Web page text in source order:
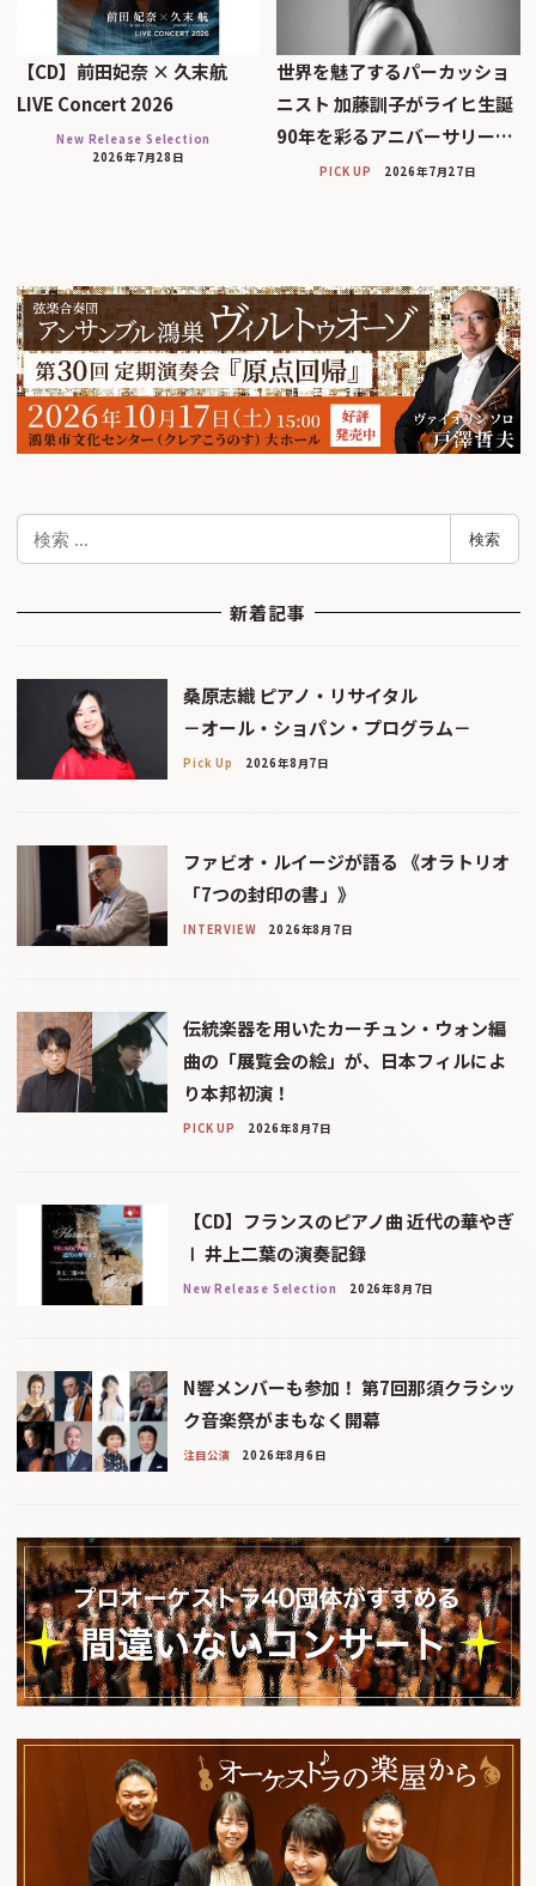
【CD】前田妃奈 × 久末航
LIVE Concert 2026
New Release Selection
2026年7月28日
世界を魅了するパーカッショ
ニスト 加藤訓子がライヒ生誕
90年を彩るアニバーサリー…
PICK UP 2026年7月27日
検
索
検索
新着記事
桑原志織 ピアノ・リサイタル
－オール・ショパン・プログラム－
Pick Up 2026年8月7日
ファビオ・ルイージが語る 《オラトリオ
「7つの封印の書」》
INTERVIEW 2026年8月7日
伝統楽器を用いたカーチュン・ウォン編
曲の「展覧会の絵」が、日本フィルによ
り本邦初演！
PICK UP 2026年8月7日
【CD】フランスのピアノ曲 近代の華やぎ
Ⅰ 井上二葉の演奏記録
New Release Selection 2026年8月7日
N響メンバーも参加！ 第7回那須クラシッ
ク音楽祭がまもなく開幕
注目公演 2026年8月6日